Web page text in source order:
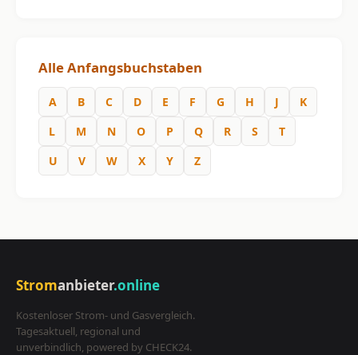
Alle Anfangsbuchstaben
A B C D E F G H J
K
L
M N O P Q R S
T
U
V W X Y Z
Stromanbieter.online
Kostenloser Strom- und Gasvergleich.
Tagesaktuell, regional und
unverbindlich, powered by CHECK24.